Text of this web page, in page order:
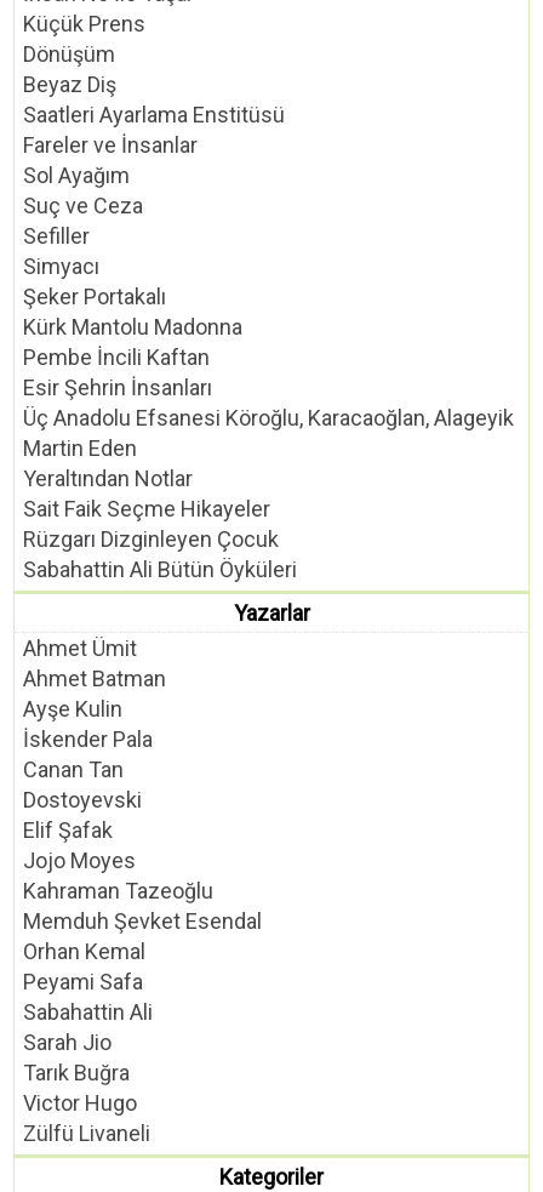
Küçük Prens
Dönüşüm
Beyaz Diş
Saatleri Ayarlama Enstitüsü
Fareler ve İnsanlar
Sol Ayağım
Suç ve Ceza
Sefiller
Simyacı
Şeker Portakalı
Kürk Mantolu Madonna
Pembe İncili Kaftan
Esir Şehrin İnsanları
Üç Anadolu Efsanesi Köroğlu, Karacaoğlan, Alageyik
Martin Eden
Yeraltından Notlar
Sait Faik Seçme Hikayeler
Rüzgarı Dizginleyen Çocuk
Sabahattin Ali Bütün Öyküleri
Yazarlar
Ahmet Ümit
Ahmet Batman
Ayşe Kulin
İskender Pala
Canan Tan
Dostoyevski
Elif Şafak
Jojo Moyes
Kahraman Tazeoğlu
Memduh Şevket Esendal
Orhan Kemal
Peyami Safa
Sabahattin Ali
Sarah Jio
Tarık Buğra
Victor Hugo
Zülfü Livaneli
Kategoriler